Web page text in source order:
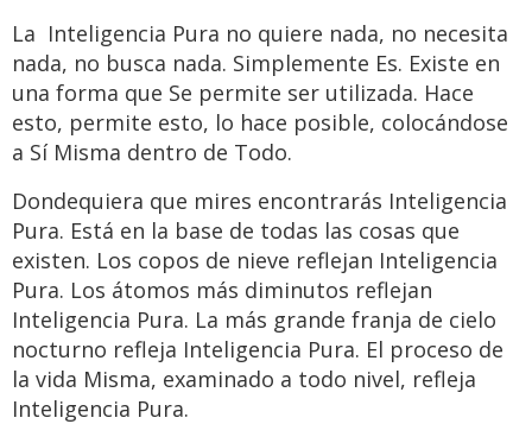
La Inteligencia Pura no quiere nada, no necesita
nada, no busca nada. Simplemente Es. Existe en
una forma que Se permite ser utilizada. Hace
esto, permite esto, lo hace posible, colocándose
a Sí Misma dentro de Todo.
Dondequiera que mires encontrarás Inteligencia
Pura. Está en la base de todas las cosas que
existen. Los copos de nieve reflejan Inteligencia
Pura. Los átomos más diminutos reflejan
Inteligencia Pura. La más grande franja de cielo
nocturno refleja Inteligencia Pura. El proceso de
la vida Misma, examinado a todo nivel, refleja
Inteligencia Pura.